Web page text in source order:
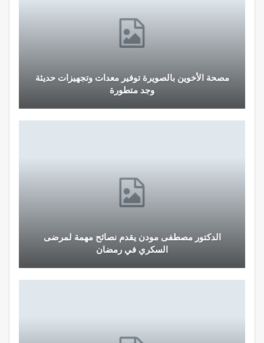
مصحة الأخوين بالصويرة توفير معدات وتجهيزات حديثة
وجد متطورة
الدكتور مصطفى مودن يقدم نصائح مهمة لمرضى
السكري في رمضان